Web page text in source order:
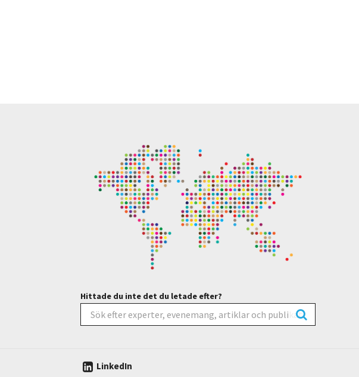
Hittade du inte det du letade efter?
LinkedIn